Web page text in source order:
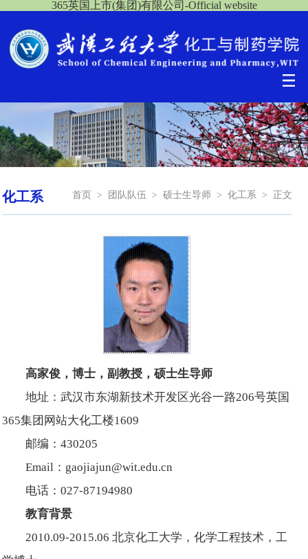
365英国上市(集团)有限公司-Official website
化工系 首页 > 团队队伍 > 硕士生导师 > 化工系 > 正文
高家俊，博士，副教授，硕士生导师
地址：武汉市东湖新技术开发区光谷一路206号英国
365集团网站大化工楼1609
邮编：430205
Email：gaojiajun@wit.edu.cn
电话：027-87194980
教育背景
2010.09-2015.06 北京化工大学，化学工程技术，工